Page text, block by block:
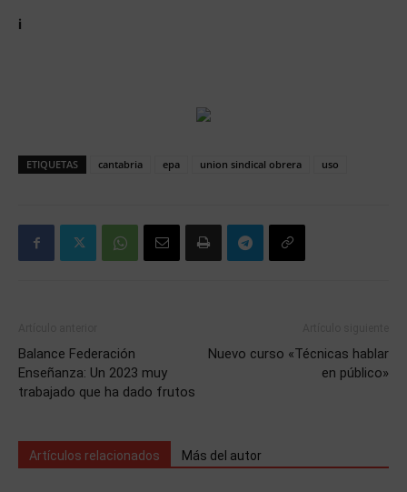
i
ETIQUETAS cantabria epa union sindical obrera uso
Balance Federación
Enseñanza: Un 2023 muy
trabajado que ha dado frutos
Nuevo curso «Técnicas hablar
en público»
Artículos relacionados Más del autor